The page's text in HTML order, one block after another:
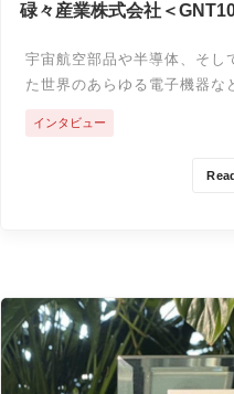
碌々産業株式会社＜
宇宙航空部品や半導体、そし
た世界のあらゆる電子機器
インタビュー